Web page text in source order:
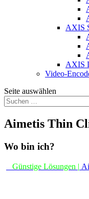
AXIS
AXIS
Video-
Seite auswählen
Aimetis Thin
Wo bin ich?
Günstige Lösungen |